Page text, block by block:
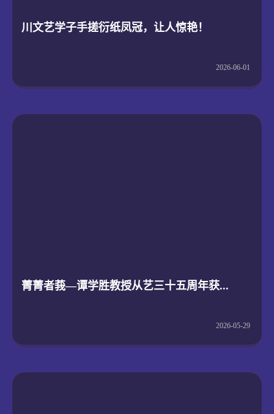
川文艺学子手搓衍纸凤冠，让人惊艳！
2026-06-01
菁菁者莪—谭学胜教授从艺三十五周年获...
2026-05-29